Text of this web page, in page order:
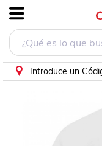
Introduce un
PLAYERA